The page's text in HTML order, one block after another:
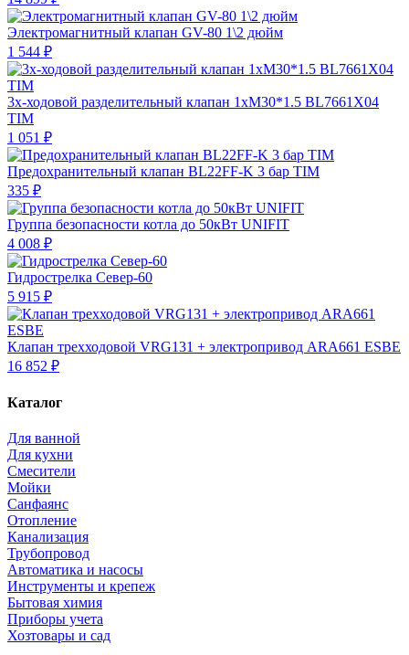
Электромагнитный клапан GV-80 1\2 дюйм
1 544 ₽
3х-ходовой разделительный клапан 1хМ30*1.5 BL7661X04
TIM
1 051 ₽
Предохранительный клапан BL22FF-K 3 бар TIM
335 ₽
Группа безопасности котла до 50кВт UNIFIT
4 008 ₽
Гидрострелка Север-60
5 915 ₽
Клапан трехходовой VRG131 + электропривод ARA661 ESBE
16 852 ₽
Каталог
Для ванной
Для кухни
Смесители
Мойки
Санфаянс
Отопление
Канализация
Трубопровод
Автоматика и насосы
Инструменты и крепеж
Бытовая химия
Приборы учета
Хозтовары и сад